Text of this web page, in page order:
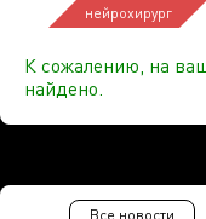
нейрохирург
К сожалению, на
найдено.
Все новости